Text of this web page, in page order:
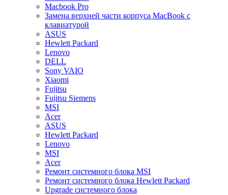
Macbook Pro
Замена верхней части корпуса MacBook с
клавиатурой
ASUS
Hewlett Packard
Lenovo
DELL
Sony VAIO
Xiaomi
Fujitsu
Fujitsu Siemens
MSI
Acer
ASUS
Hewlett Packard
Lenovo
MSI
Acer
Ремонт системного блока MSI
Ремонт системного блока Hewlett Packard
Upgrade системного блока